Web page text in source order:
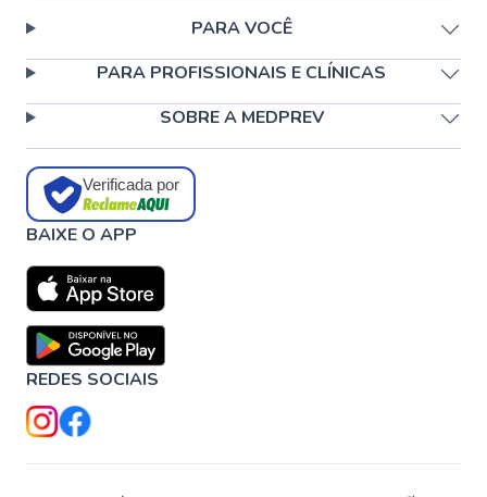
PARA VOCÊ
PARA PROFISSIONAIS E CLÍNICAS
SOBRE A MEDPREV
Verificada por
BAIXE O APP
REDES SOCIAIS